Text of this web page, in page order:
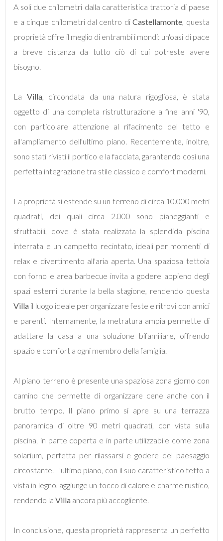
A soli due chilometri dalla caratteristica trattoria di paese
e a cinque chilometri dal centro diCastellamonte, questa
proprietà offre il meglio di entrambi i mondi: un'oasi di pace
a breve distanza da tutto ciò di cui potreste avere
bisogno.
La Villa, circondata da una natura rigogliosa, è stata
oggetto di una completa ristrutturazione a fine anni '90,
con particolare attenzione al rifacimento del tetto e
all'ampliamento dell'ultimo piano. Recentemente, inoltre,
sono stati rivisti il portico e la facciata, garantendo così una
perfetta integrazione tra stile classico e comfort moderni.
La proprietà si estende su un terreno di circa 10.000 metri
quadrati, dei quali circa 2.000 sono pianeggianti e
sfruttabili, dove è stata realizzata la splendida piscina
interrata e un campetto recintato, ideali per momenti di
relax e divertimento all'aria aperta. Una spaziosa tettoia
con forno e area barbecue invita a godere appieno degli
spazi esterni durante la bella stagione, rendendo questa
Villa il luogo ideale per organizzare feste e ritrovi con amici
e parenti. Internamente, la metratura ampia permette di
adattare la casa a una soluzione bifamiliare, offrendo
spazio e comfort a ogni membro della famiglia.
Al piano terreno è presente una spaziosa zona giorno con
camino che permette di organizzare cene anche con il
brutto tempo. Il piano primo si apre su una terrazza
panoramica di oltre 90 metri quadrati, con vista sulla
piscina, in parte coperta e in parte utilizzabile come zona
solarium, perfetta per rilassarsi e godere del paesaggio
circostante. L'ultimo piano, con il suo caratteristico tetto a
vista in legno, aggiunge un tocco di calore e charme rustico,
rendendo laVilla ancora più accogliente.
In conclusione, questa proprietà rappresenta un perfetto
Qualsiasi
1
5+
Bagni
1
2
3
5
5+
Camere
minime
Qualsiasi
1